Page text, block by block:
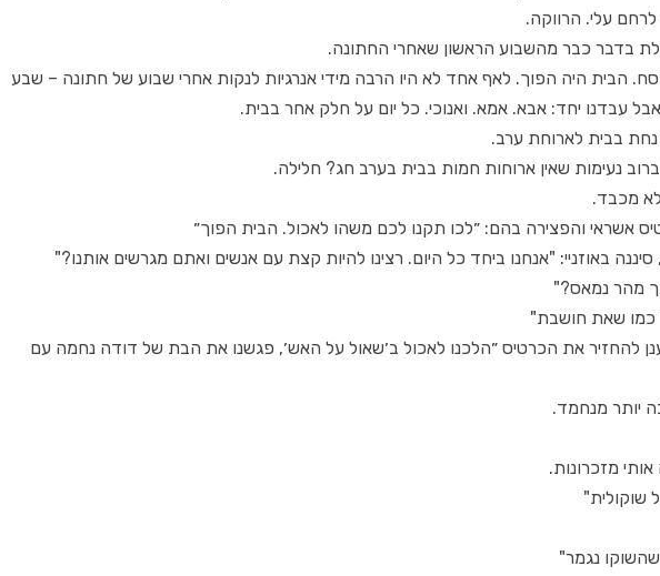
עלי. הרווקה.
בדבר כבר מהשבוע הראשון שאחרי החתונה.
הבית היה הפוך. לאף אחד לא היו הרבה מידי אנרגיות לנקות אחרי שבוע של חתונה – שבע
עבדנו יחד: אבא. אמא. ואנוכי. כל יום על חלק אחר בבית.
בבית לארוחת ערב.
נעימות שאין ארוחות חמות בבית בערב חג? חלילה.
לא מכבד.
אשראי והפצירה בהם: ״לכו תקנו לכם משהו לאכול. הבית הפוך״
באוזניי: "אנחנו ביחד כל היום. רצינו להיות קצת עם אנשים ואתם מגרשים אותנו?"
מהר נמאס?"
כמו שאת חושבת"
להחזיר את הכרטיס ״הלכנו לאכול ב׳שאול על האש׳, פגשנו את הבת של דודה נחמה עם
יותר מנחמד.
מזכרונות.
שוקולית"
נגמר"